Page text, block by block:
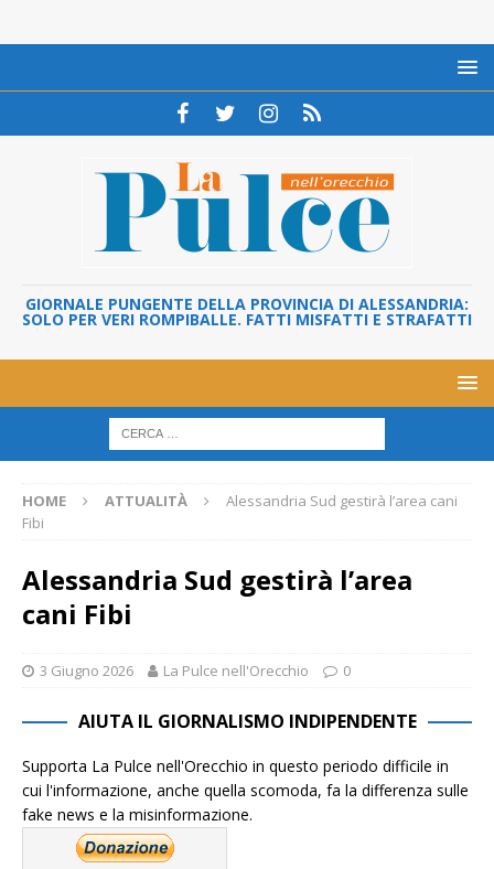
GIORNALE PUNGENTE DELLA PROVINCIA DI ALESSANDRIA:
SOLO PER VERI ROMPIBALLE. FATTI MISFATTI E STRAFATTI
HOME ATTUALITÀ
Alessandria Sud gestirà l’area cani
Fibi
Alessandria Sud gestirà l’area
cani Fibi
3 Giugno 2026 La Pulce nell'Orecchio 0
AIUTA IL GIORNALISMO INDIPENDENTE
Supporta La Pulce nell'Orecchio in questo periodo difficile in
cui l'informazione, anche quella scomoda, fa la differenza sulle
fake news e la misinformazione.